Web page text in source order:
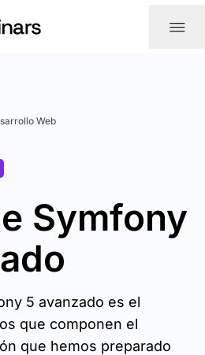
|||
Web
Symfony
5 avanzado es el
que componen el
que hemos preparado